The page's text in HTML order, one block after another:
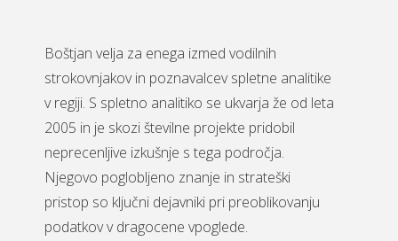
Boštjan velja za enega izmed vodilnih
strokovnjakov in poznavalcev spletne analitike
v regiji. S spletno analitiko se ukvarja že od leta
2005 in je skozi številne projekte pridobil
neprecenljive izkušnje s tega področja.
Njegovo poglobljeno znanje in strateški
pristop so ključni dejavniki pri preoblikovanju
podatkov v dragocene vpoglede.